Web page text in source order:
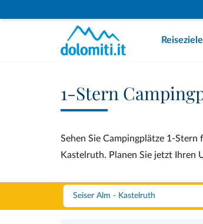
Reiseziele
1-Stern
Sehen Sie Campingplätze 1-
Kastelruth. Planen Sie jetzt Ihren